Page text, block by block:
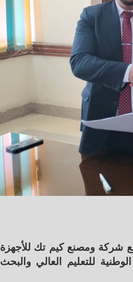
شركة ومصنع كيم تك للأجهزة
للتعليم العالي والبحث